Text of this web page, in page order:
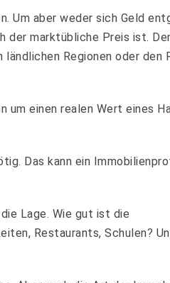
Um aber weder sich Geld
der marktübliche Preis ist.
Regionen oder den
um einen realen Wert eines
Das kann ein
Lage. Wie gut ist die
Restaurants, Schulen?